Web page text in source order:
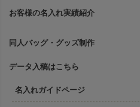
お客様の名入れ実績紹介
同人バッグ・グッズ制作
データ入稿はこちら
名入れガイドページ